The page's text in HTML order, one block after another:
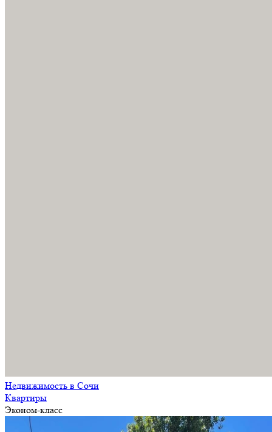
Недвижимость в Сочи
Квартиры
Эконом-класс